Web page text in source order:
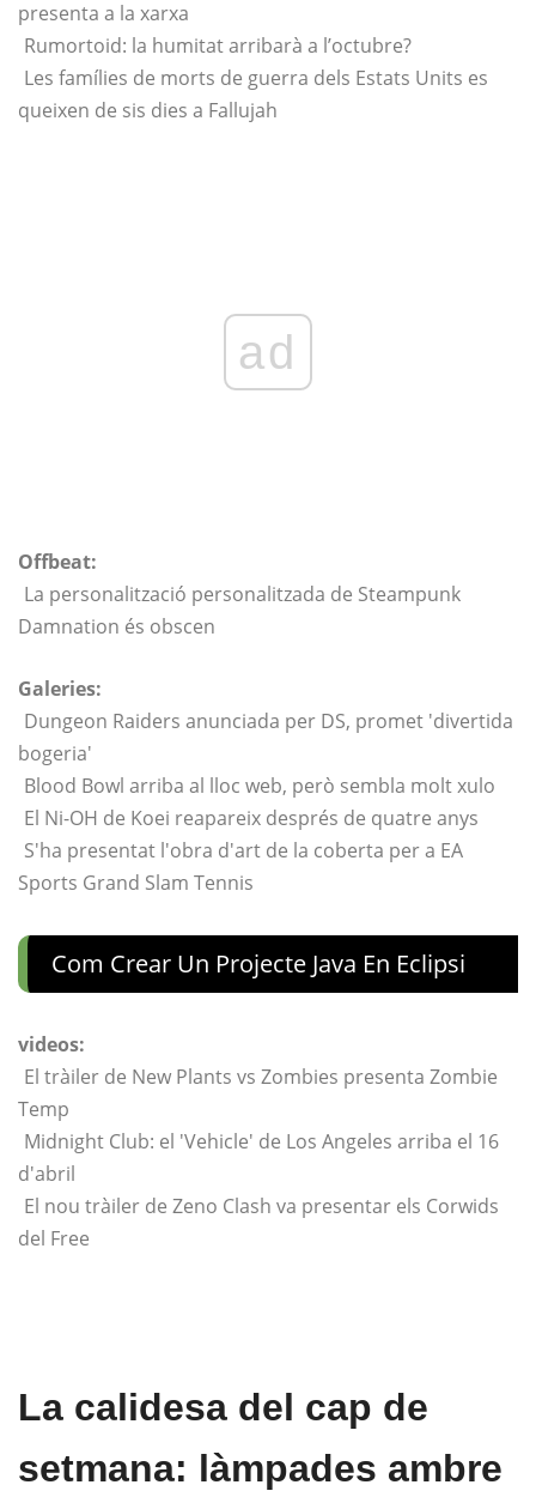
presenta a la xarxa
Rumortoid: la humitat arribarà a l’octubre?
Les famílies de morts de guerra dels Estats Units es
queixen de sis dies a Fallujah
ad
Offbeat:
La personalització personalitzada de Steampunk
Damnation és obscen
Galeries:
Dungeon Raiders anunciada per DS, promet 'divertida
bogeria'
Blood Bowl arriba al lloc web, però sembla molt xulo
El Ni-OH de Koei reapareix després de quatre anys
S'ha presentat l'obra d'art de la coberta per a EA
Sports Grand Slam Tennis
Com Crear Un Projecte Java En Eclipsi
videos:
El tràiler de New Plants vs Zombies presenta Zombie
Temp
Midnight Club: el 'Vehicle' de Los Angeles arriba el 16
d'abril
El nou tràiler de Zeno Clash va presentar els Corwids
del Free
La calidesa del cap de
setmana: làmpades ambre